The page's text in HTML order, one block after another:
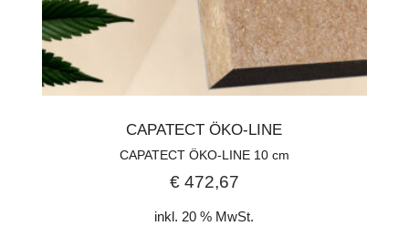
CAPATECT ÖKO-LINE
CAPATECT ÖKO-LINE 10 cm
€472,67
inkl. 20 % MwSt.